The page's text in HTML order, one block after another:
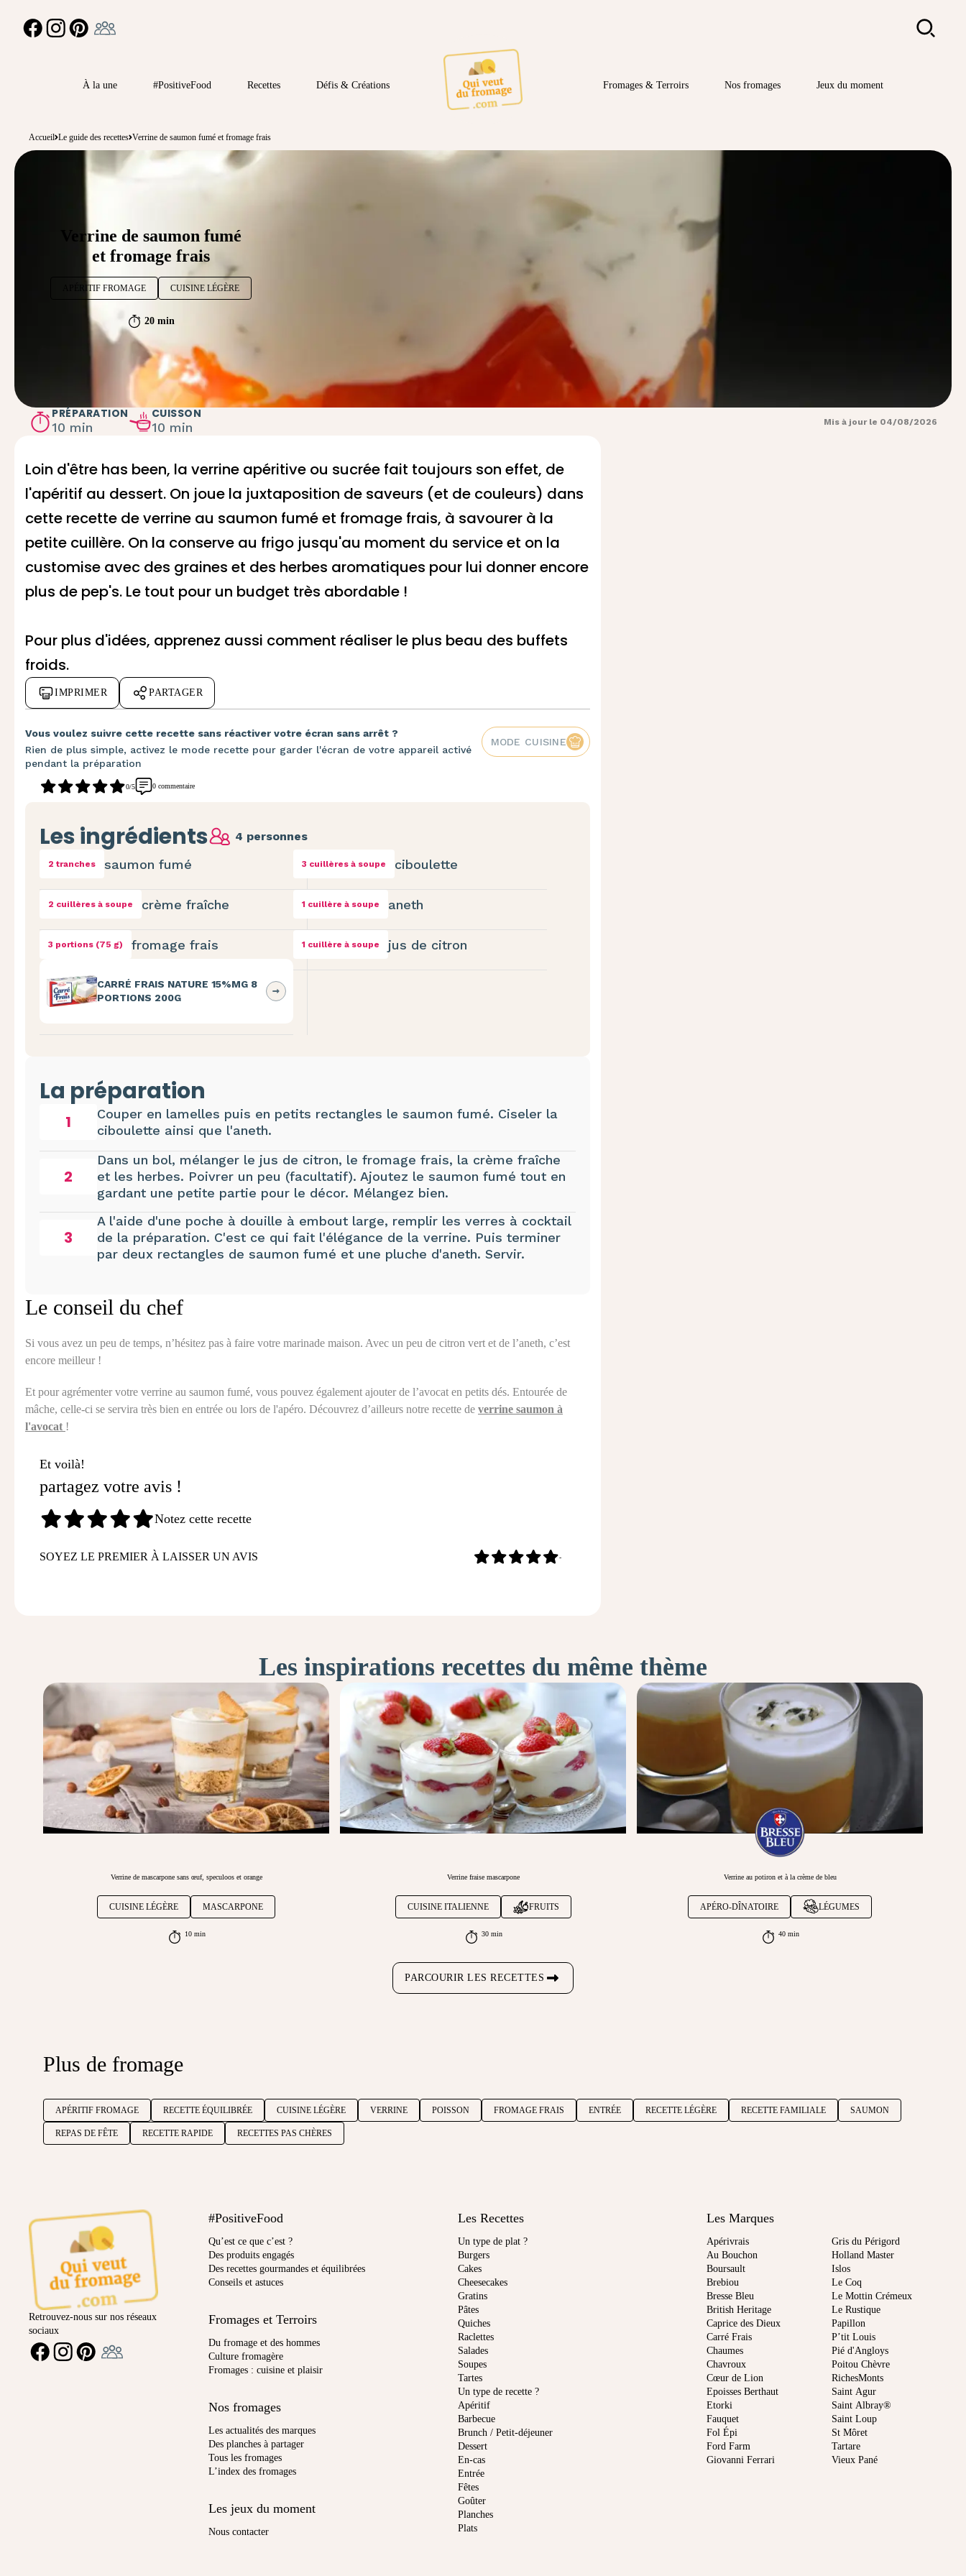
FACEBOOKINSTAGRAMPINTEREST Rechercher
À la une #PositiveFood Recettes Défis & Créations Fromages & Terroirs Nos fromages Jeux du moment
Accueil Le guide des recettes Verrine de saumon fumé et fromage frais
Verrine de saumon fumé
et fromage frais
APÉRITIF FROMAGE CUISINE LÉGÈRE
20 min
PRÉPARATION
10 min
CUISSON
10 min Mis à jour le 04/08/2026
Loin d'être has been, la verrine apéritive ou sucrée fait toujours son effet, de
l'apéritif au dessert. On joue la juxtaposition de saveurs (et de couleurs) dans
cette recette de verrine au saumon fumé et fromage frais, à savourer à la
petite cuillère. On la conserve au frigo jusqu'au moment du service et on la
customise avec des graines et des herbes aromatiques pour lui donner encore
plus de pep's. Le tout pour un budget très abordable !
Pour plus d'idées, apprenez aussi comment réaliser le plus beau des buffets
froids.
IMPRIMER PARTAGER
Vous voulez suivre cette recette sans réactiver votre écran sans arrêt ?
Rien de plus simple, activez le mode recette pour garder l'écran de votre appareil activé
pendant la préparation
MODE CUISINE
0/5 0 commentaire
Les ingrédients 4 personnes
2 tranches saumon fumé
2 cuillères à soupe crème fraîche
3 portions (75 g) fromage frais
CARRÉ FRAIS NATURE 15%MG 8
PORTIONS 200G
3 cuillères à soupe ciboulette
1 cuillère à soupe aneth
1 cuillère à soupe jus de citron
La préparation
1
Couper en lamelles puis en petits rectangles le saumon fumé. Ciseler la
ciboulette ainsi que l'aneth.
2
Dans un bol, mélanger le jus de citron, le fromage frais, la crème fraîche
et les herbes. Poivrer un peu (facultatif). Ajoutez le saumon fumé tout en
gardant une petite partie pour le décor. Mélangez bien.
3
A l'aide d'une poche à douille à embout large, remplir les verres à cocktail
de la préparation. C'est ce qui fait l'élégance de la verrine. Puis terminer
par deux rectangles de saumon fumé et une pluche d'aneth. Servir.
Le conseil du chef
Si vous avez un peu de temps, n’hésitez pas à faire votre marinade maison. Avec un peu de citron vert et de l’aneth, c’est
encore meilleur !
Et pour agrémenter votre verrine au saumon fumé, vous pouvez également ajouter de l’avocat en petits dés. Entourée de
mâche, celle-ci se servira très bien en entrée ou lors de l'apéro. Découvrez d’ailleurs notre recette de verrine saumon à
l'avocat !
Et voilà!
partagez votre avis !
Notez cette recette
SOYEZ LE PREMIER À LAISSER UN AVIS -
Les inspirations recettes du même thème
Verrine de mascarpone sans œuf, speculoos et orange
CUISINE LÉGÈRE MASCARPONE
10 min
Verrine fraise mascarpone
CUISINE ITALIENNE FRUITS
30 min
Verrine au potiron et à la crème de bleu
APÉRO-DÎNATOIRE LÉGUMES
40 min
PARCOURIR LES RECETTES
Plus de fromage
APÉRITIF FROMAGE RECETTE ÉQUILIBRÉE CUISINE LÉGÈRE VERRINE POISSON FROMAGE FRAIS ENTRÉE RECETTE LÉGÈRE RECETTE FAMILIALE SAUMON
REPAS DE FÊTE RECETTE RAPIDE RECETTES PAS CHÈRES
Retrouvez-nous sur nos réseaux
sociaux
FACEBOOKINSTAGRAMPINTEREST
#PositiveFood
Qu’est ce que c’est ?
Des produits engagés
Des recettes gourmandes et équilibrées
Conseils et astuces
Fromages et Terroirs
Du fromage et des hommes
Culture fromagère
Fromages : cuisine et plaisir
Nos fromages
Les actualités des marques
Des planches à partager
Tous les fromages
L’index des fromages
Les jeux du moment
Nous contacter
Les Recettes
Un type de plat ?
Burgers
Cakes
Cheesecakes
Gratins
Pâtes
Quiches
Raclettes
Salades
Soupes
Tartes
Un type de recette ?
Apéritif
Barbecue
Brunch / Petit-déjeuner
Dessert
En-cas
Entrée
Fêtes
Goûter
Planches
Plats
Les Marques
Apérivrais
Au Bouchon
Boursault
Brebiou
Bresse Bleu
British Heritage
Caprice des Dieux
Carré Frais
Chaumes
Chavroux
Cœur de Lion
Epoisses Berthaut
Etorki
Fauquet
Fol Épi
Ford Farm
Giovanni Ferrari
Gris du Périgord
Holland Master
Islos
Le Coq
Le Mottin Crémeux
Le Rustique
Papillon
P’tit Louis
Pié d'Angloys
Poitou Chèvre
RichesMonts
Saint Agur
Saint Albray®
Saint Loup
St Môret
Tartare
Vieux Pané